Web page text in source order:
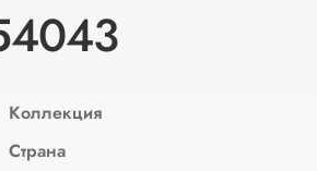
Коллекция
Страна